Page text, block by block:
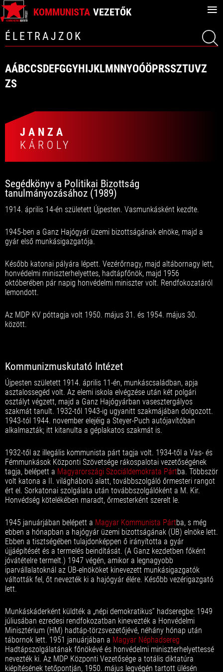
KOMMUNISTA VEZETŐK ≡
ÉLETRAJZOK
AÁBCCSDEFGGYHIJKLMNNYOÓÖPRSSZTUVZ
ZS
JANZA
KÁROLY
Segédkönyv a Politikai Bizottság
tanulmányozásához (1989)
1914. április 14-én született Újpesten. Vasmunkásként kezdte.
1945-ben a Ganz Hajógyár üzemi bizottságának elnöke, majd a
gyár első munkásigazgatója.
Később katonai pályára lépett. Vezérőrnagy, majd altábornagy lett,
honvédelmi miniszterhelyettes, hadtápfőnök, majd 1956
októberében pár napig honvédelmi miniszter volt. Rendfokozatáról
lemondott.
Az MDP KV póttagja volt 1950. május 31. és 1954. május 30.
között.
Kommunizmuskutató Intézet
Újpesten született 1914. április 11-én, munkáscsaládban, apja
asztalossegéd volt. Az elemi iskola elvégzése után két polgári
osztályt végzett, majd a Ganz Hajógyárban vasesztergályos
szakmát tanult. 1932-től 1943-ig ugyanitt szakmájában dolgozott.
1943-tól 1944. november elejéig a Steyer-Puch autójavítóban
alkalmazták; itt kitanulta a géplakatos szakmát is.
1932-től az illegális kommunista párt tagja volt. 1934-től a Vas- és
Fémmunkások Központi Szövetsége rákospalotai vezetőségének
tagja, belépett a Magyarországi Szociáldemokrata Pártba. Többször
volt katona a II. világháború alatt, továbbszolgáló őrmesteri rangot
ért el. Sorkatonai szolgálata után továbbszolgálóként a M. Kir.
Honvédség kötelékében maradt, őrmesterként szerelt le.
1945 januárjában belépett a Magyar Kommunista Pártba, s még
ebben a hónapban a hajógyár üzemi bizottságának (ÜB) elnöke lett.
Ebben a tisztségében tulajdonképpen ő irányította a gyár
újjáépítését és a termelés beindítását. (A Ganz kezdetben főként
jóvátételre termelt.) 1947 végén, amikor a legnagyobb
iparvállalatoknál az ÜB-elnököket kinevezett munkásigazgatók
váltották fel, őt nevezték ki a hajógyár élére. Később vezérigazgató
lett.
Munkáskáderként küldték a „népi demokratikus” hadseregbe: 1949
júliusában ezredesi rendfokozatban kinevezték a Honvédelmi
Minisztérium (HM) hadtáp-törzsvezetőjévé, néhány hónap után
tábornok lett. 1951 januárjában a Magyar Néphadsereg
Hadtápszolgálatának főnökévé és honvédelmi miniszterhelyettessé
nevezték ki. Az MDP Központi Vezetősége a totális diktatúra
kiépítésének tetőpontján, 1950. május legvégén tartott ülésén